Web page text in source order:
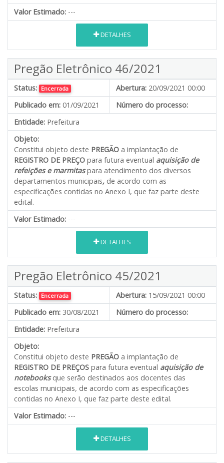
Valor Estimado: ---
DETALHES
Pregão Eletrônico 46/2021
Status: Encerrada Abertura: 20/09/2021 00:00
Publicado em: 01/09/2021
Número do processo:
Entidade: Prefeitura
Objeto:
Constitui objeto deste PREGÃO a implantação de
REGISTRO DE PREÇO para futura eventual aquisição de
refeições e marmitaspara atendimento dos diversos
departamentos municipais, de acordo com as
especificações contidas no Anexo I, que faz parte deste
edital.
Valor Estimado: ---
DETALHES
Pregão Eletrônico 45/2021
Status: Encerrada Abertura: 15/09/2021 00:00
Publicado em: 30/08/2021
Número do processo:
Entidade: Prefeitura
Objeto:
Constitui objeto deste PREGÃO a implantação de
REGISTRO DE PREÇOS para futura eventual aquisição de
notebooksque serão destinados aos docentes das
escolas municipais, de acordo com as especificações
contidas no Anexo I, que faz parte deste edital.
Valor Estimado: ---
DETALHES